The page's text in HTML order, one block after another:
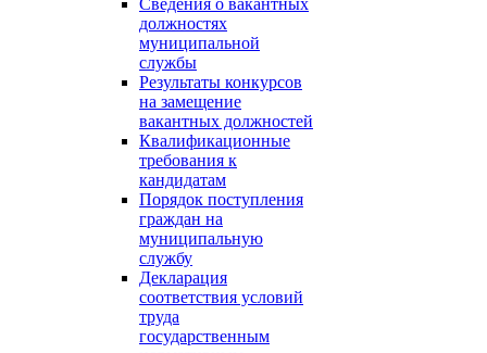
Сведения о вакантных
должностях
муниципальной
службы
Результаты конкурсов
на замещение
вакантных должностей
Квалификационные
требования к
кандидатам
Порядок поступления
граждан на
муниципальную
службу
Декларация
соответствия условий
труда
государственным